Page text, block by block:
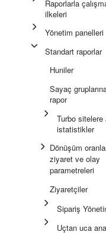
Raporlarla
ilkeleri
Yönetim panelleri
Standart raporlar
Huniler
Sayaç
rapor
Turbo sitelere
istatistikler
Dönüşüm
ziyaret ve olay
parametreleri
Ziyaretçiler
Sipariş
Uçtan uca